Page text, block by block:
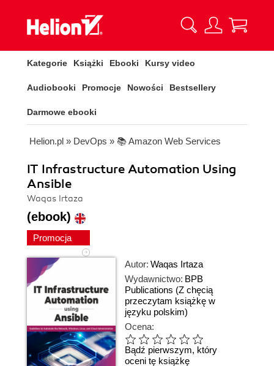
Kategorie Książki Ebooki Kursy video
Audiobooki Promocje Nowości Bestsellery
Darmowe ebooki
Helion.pl » DevOps » 📚 Amazon Web Services
IT Infrastructure Automation Using
Ansible
Waqas Irtaza
(ebook)
Promocja
Autor: Waqas Irtaza
Wydawnictwo: BPB
Publications (Z chęcią
przeczytam książkę w
języku polskim)
Ocena:
Bądź pierwszym, który
oceni tę książkę